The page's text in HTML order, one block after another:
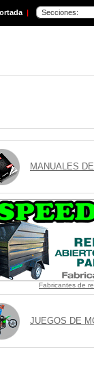
|
MANUALES
Fabricantes de
JUEGOS DE